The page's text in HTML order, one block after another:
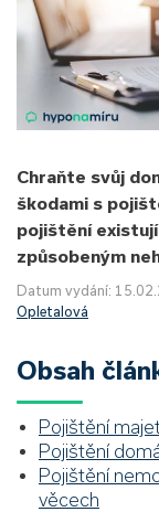
Chraňte svůj
škodami s
pojištění
způsobeným
Datum vydání:
Opletalová
Obsah
Pojištění
Pojištění
Pojištění
věcech